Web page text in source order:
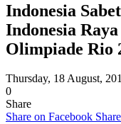
Indonesia
Indonesia
Olimpiade Rio
Thursday, 18 August,
0
Share
Share on Facebook Share